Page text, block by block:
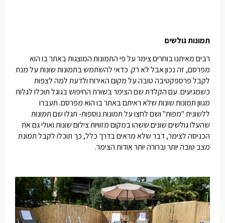
תמונות גולשים
רבים מאיתנו בוחרים צימר על פי התמונות המוצגות באתר בו הוא
מפרסם, זה נכון אבל לא רק. כדאי להשתמש בתמונות שונות על מנת
לקבל פרספקטיבה טובה על מקום האירוח ולדעת למה לצפות
כשמגיעים. עם הקלדת שם הצימר בשורת החיפוש בגוגל תוכלו לגלות
מגוון תמונות שונות שלא ראיתם באתר בו הוא מפרסם. תעברו
ללשונית "מפות" ושם לחצו על תמונות נוספות- תגלו שם תמונות
שהעלו גולשים שונים ששהו במקום מזוויות צילום שונות ואולי גם את
הכניסה לצימר, דבר שלא מראים בדרך כלל, כך תוכלו לקבל תמונת
מצב טובה יותר וברורה יותר אודות הצימר.